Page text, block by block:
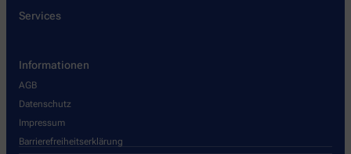
Services
Informationen
AGB
Datenschutz
Impressum
Barrierefreiheitserklärung